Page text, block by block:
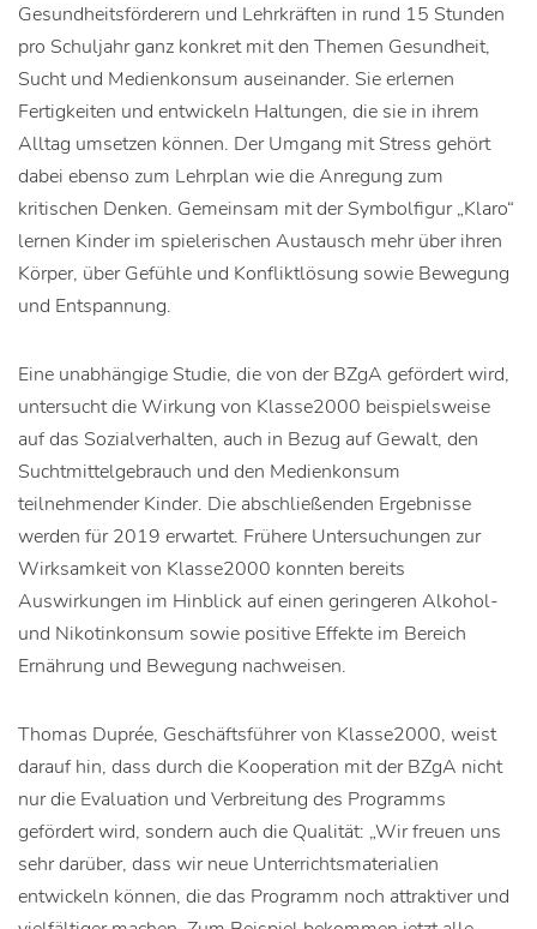
Gesundheitsförderern und Lehrkräften in rund 15 Stunden
pro Schuljahr ganz konkret mit den Themen Gesundheit,
Sucht und Medienkonsum auseinander. Sie erlernen
Fertigkeiten und entwickeln Haltungen, die sie in ihrem
Alltag umsetzen können. Der Umgang mit Stress gehört
dabei ebenso zum Lehrplan wie die Anregung zum
kritischen Denken. Gemeinsam mit der Symbolfigur „Klaro“
lernen Kinder im spielerischen Austausch mehr über ihren
Körper, über Gefühle und Konfliktlösung sowie Bewegung
und Entspannung.
Eine unabhängige Studie, die von der BZgA gefördert wird,
untersucht die Wirkung von Klasse2000 beispielsweise
auf das Sozialverhalten, auch in Bezug auf Gewalt, den
Suchtmittelgebrauch und den Medienkonsum
teilnehmender Kinder. Die abschließenden Ergebnisse
werden für 2019 erwartet. Frühere Untersuchungen zur
Wirksamkeit von Klasse2000 konnten bereits
Auswirkungen im Hinblick auf einen geringeren Alkohol-
und Nikotinkonsum sowie positive Effekte im Bereich
Ernährung und Bewegung nachweisen.
Thomas Duprée, Geschäftsführer von Klasse2000, weist
darauf hin, dass durch die Kooperation mit der BZgA nicht
nur die Evaluation und Verbreitung des Programms
gefördert wird, sondern auch die Qualität: „Wir freuen uns
sehr darüber, dass wir neue Unterrichtsmaterialien
entwickeln können, die das Programm noch attraktiver und